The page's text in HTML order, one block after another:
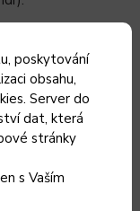
poskytování
obsahu,
Server do
dat, která
stránky
s Vaším
mýt v
není uzpůsobená.
se saponátem,